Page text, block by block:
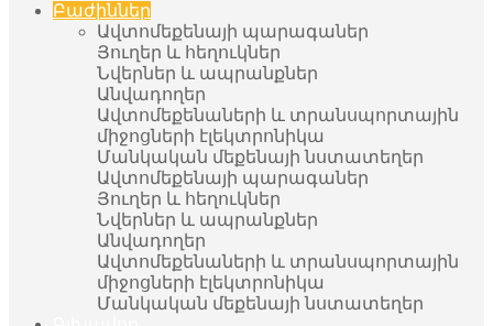
Բաժիններ
Ավտոմեքենայի պարագաներ
Յուղեր և հեղուկներ
Նվերներ և ապրանքներ
Անվադողեր
Ավտոմեքենաների և տրանսպորտային
միջոցների էլեկտրոնիկա
Մանկական մեքենայի նստատեղեր
Ավտոմեքենայի պարագաներ
Յուղեր և հեղուկներ
Նվերներ և ապրանքներ
Անվադողեր
Ավտոմեքենաների և տրանսպորտային
միջոցների էլեկտրոնիկա
Մանկական մեքենայի նստատեղեր